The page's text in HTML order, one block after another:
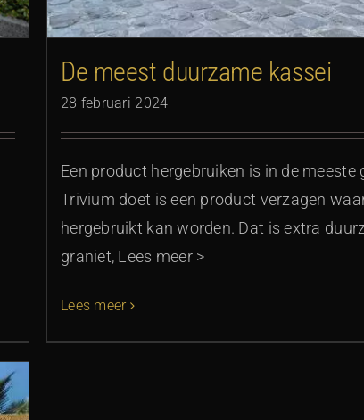
De meest duurzame kassei
28 februari 2024
Een product hergebruiken is in de
Trivium doet is een product verzagen
hergebruikt kan worden. Dat is extra
graniet, Lees meer >
Lees meer